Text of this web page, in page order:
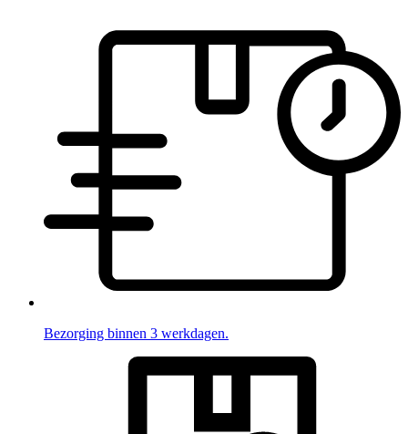
Bezorging binnen 3 werkdagen.